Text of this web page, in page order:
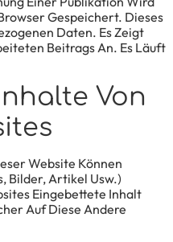
Gespeichert. Dieses
Daten. Es Zeigt
Beitrags An. Es Läuft
Von
Website Können
Bilder, Artikel Usw.)
Eingebettete Inhalt
Auf Diese Andere